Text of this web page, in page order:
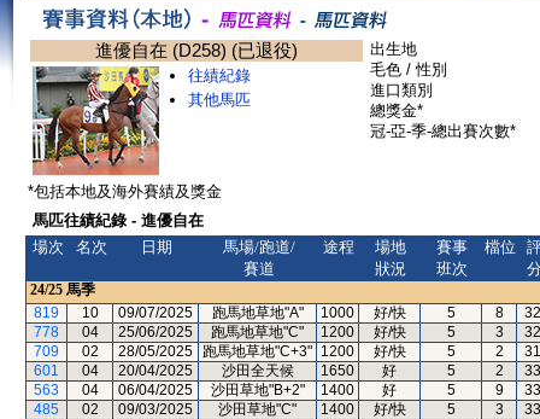
進優自在 (D258) (已退役)
往績紀錄
其他馬匹
出生地
毛色 / 性別
進口類別
總獎金*
冠-亞-季-總出賽次數*
*包括本地及海外賽績及獎金
馬匹往績紀錄 - 進優自在
場次
名次 日期
馬場/跑道/
賽道
途程
場地
狀況
賽事
班次
檔位
24/25 馬季
819
10 09/07/2025 跑馬地草地"A" 1000 好/快 5 8
32
778
04 25/06/2025 跑馬地草地"C" 1200 好/快 5 3
32
709
02 28/05/2025 跑馬地草地"C+3" 1200 好/快 5 2
31
601
04 20/04/2025 沙田全天候 1650 好 5 2
33
563
04 06/04/2025 沙田草地"B+2" 1400 好 5 9
33
485
02 09/03/2025 沙田草地"C" 1400 好/快 5 3
33